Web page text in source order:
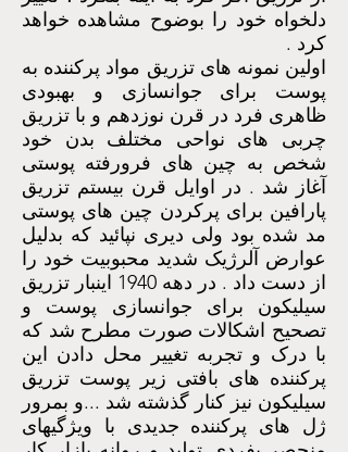
دلخواه خود را بوضوح مشاهده خواهد
کرد .
اولین نمونه های تزریق مواد پرکننده به
پوست برای جوانسازی و بهبودی
ظاهری فرد در قرن نوزدهم و با تزریق
چربی های نواحی مختلف بدن خود
شخص به چین های فرورفته پوستی
آغاز شد . در اوایل قرن بیستم تزریق
پارافین برای پرکردن چین های پوستی
مد شده بود ولی دیری نپائید که بدلیل
عوارض آلرژیک شدید محبوبیت خود را
از دست داد . در دهه 1940 اینبار تزریق
سیلیکون برای جوانسازی پوست و
تصحیح اشکالات صورت مطرح شد که
با درک و تجربه تغییر محل دادن این
پرکننده های بافتی زیر پوست تزریق
سیلیکون نیز کنار گذشته شد ...و بمرور
ژل های پرکننده جدیدی با ویژگیهای